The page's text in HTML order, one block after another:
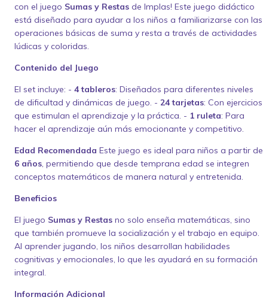
con el juego Sumas y Restas de Implas! Este juego didáctico
está diseñado para ayudar a los niños a familiarizarse con las
operaciones básicas de suma y resta a través de actividades
lúdicas y coloridas.
Contenido del Juego
El set incluye: - 4 tableros: Diseñados para diferentes niveles
de dificultad y dinámicas de juego. - 24 tarjetas: Con ejercicios
que estimulan el aprendizaje y la práctica. - 1 ruleta: Para
hacer el aprendizaje aún más emocionante y competitivo.
Edad Recomendada Este juego es ideal para niños a partir de
6 años, permitiendo que desde temprana edad se integren
conceptos matemáticos de manera natural y entretenida.
Beneficios
El juego Sumas y Restas no solo enseña matemáticas, sino
que también promueve la socialización y el trabajo en equipo.
Al aprender jugando, los niños desarrollan habilidades
cognitivas y emocionales, lo que les ayudará en su formación
integral.
Información Adicional